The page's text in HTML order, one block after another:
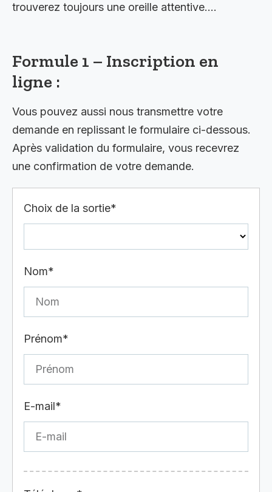
trouverez toujours une oreille attentive….
Formule 1 – Inscription en
ligne :
Vous pouvez aussi nous transmettre votre
demande en replissant le formulaire ci-dessous.
Après validation du formulaire, vous recevrez
une confirmation de votre demande.
Choix de la sortie*
Nom*
Prénom*
E-mail*